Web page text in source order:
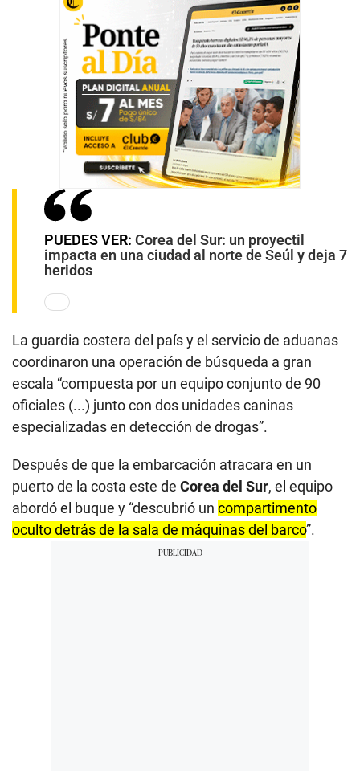
PUEDES VER: Corea del Sur: un proyectil
impacta en una ciudad al norte de Seúl y deja 7
heridos
La guardia costera del país y el servicio de aduanas
coordinaron una operación de búsqueda a gran
escala “compuesta por un equipo conjunto de 90
oficiales (...) junto con dos unidades caninas
especializadas en detección de drogas”.
Después de que la embarcación atracara en un
puerto de la costa este de Corea del Sur, el equipo
abordó el buque y “descubrió un compartimento
oculto detrás de la sala de máquinas del barco”.